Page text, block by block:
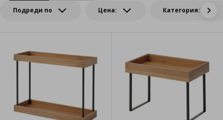
Подреди по Цена: Категория: